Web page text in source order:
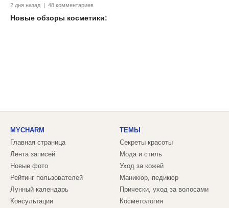
2 дня назад | 48 комментариев
Новые обзоры косметики:
MYCHARM
Главная страница
Лента записей
Новые фото
Рейтинг пользователей
Лунный календарь
Консультации
ТЕМЫ
Секреты красоты
Мода и стиль
Уход за кожей
Маникюр, педикюр
Прически, уход за волосами
Косметология